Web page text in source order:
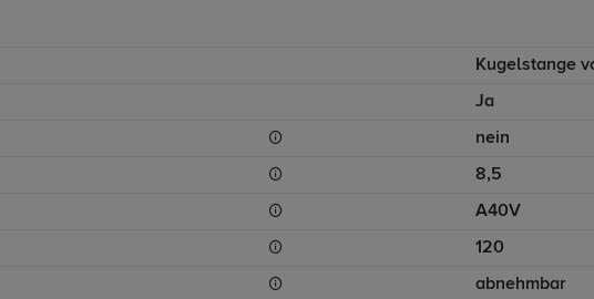
Kugelstange
Ja
nein
8,5
A40V
120
abnehmbar